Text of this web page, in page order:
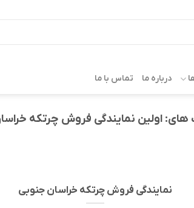
درباره ما تماس با ما
های:اولین نمایندگی فروش چرتکه
نمایندگی فروش چرتکه خراسان جنوبی